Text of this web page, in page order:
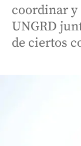
coordinar
UNGRD
de ciertos